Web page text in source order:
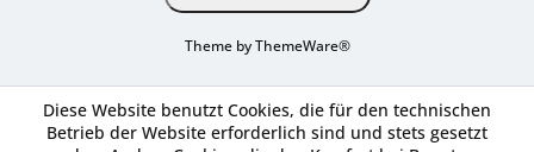
Theme byThemeWare®
Diese Website benutzt Cookies, die für den technischen
Betrieb der Website erforderlich sind und stets gesetzt